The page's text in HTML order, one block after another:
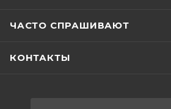
ЧАСТО СПРАШИВАЮТ
КОНТАКТЫ